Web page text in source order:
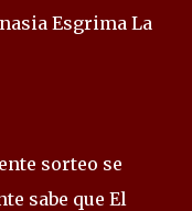
Esgrima La
sorteo se
sabe que El